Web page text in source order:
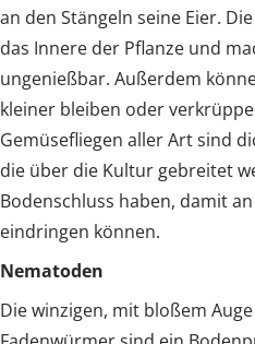
an den Stängeln seine Eier.
das Innere der Pflanze und
ungenießbar. Außerdem
kleiner bleiben oder
Gemüsefliegen aller Art sind
die über die Kultur gebreitet
Bodenschluss haben, damit
eindringen können.
Nematoden
Die winzigen, mit bloßem